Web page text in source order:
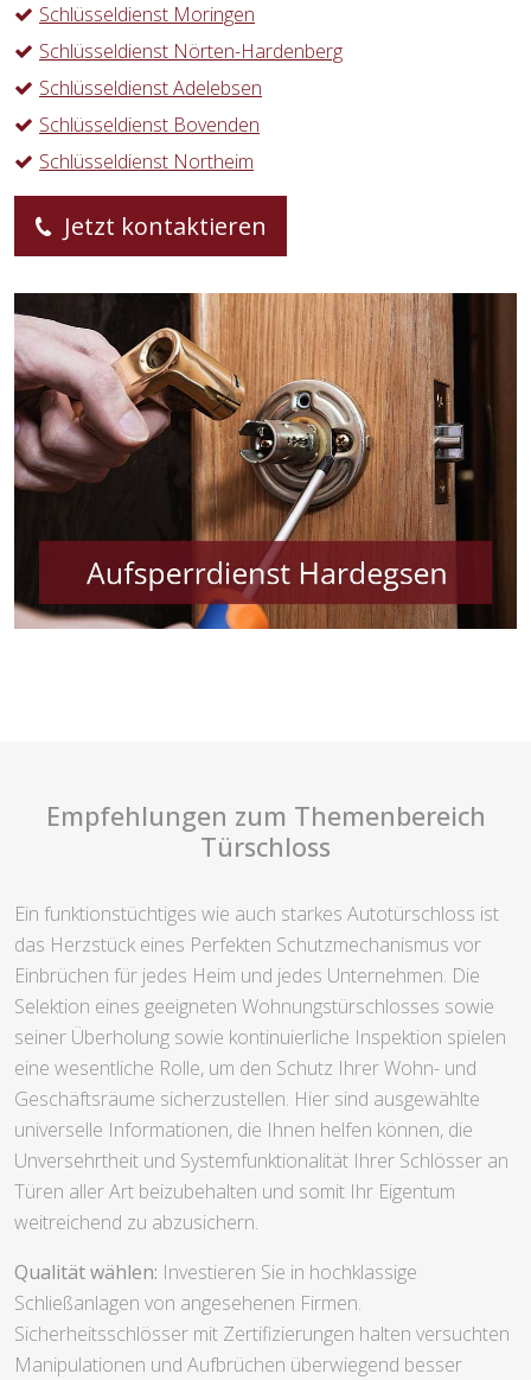
Schlüsseldienst Moringen
Schlüsseldienst Nörten-Hardenberg
Schlüsseldienst Adelebsen
Schlüsseldienst Bovenden
Schlüsseldienst Northeim
Jetzt kontaktieren
Empfehlungen zum Themenbereich
Türschloss
Ein funktionstüchtiges wie auch starkes Autotürschloss ist
das Herzstück eines Perfekten Schutzmechanismus vor
Einbrüchen für jedes Heim und jedes Unternehmen. Die
Selektion eines geeigneten Wohnungstürschlosses sowie
seiner Überholung sowie kontinuierliche Inspektion spielen
eine wesentliche Rolle, um den Schutz Ihrer Wohn- und
Geschäftsräume sicherzustellen. Hier sind ausgewählte
universelle Informationen, die Ihnen helfen können, die
Unversehrtheit und Systemfunktionalität Ihrer Schlösser an
Türen aller Art beizubehalten und somit Ihr Eigentum
weitreichend zu abzusichern.
Qualität wählen: Investieren Sie in hochklassige
Schließanlagen von angesehenen Firmen.
Sicherheitsschlösser mit Zertifizierungen halten versuchten
Manipulationen und Aufbrüchen überwiegend besser